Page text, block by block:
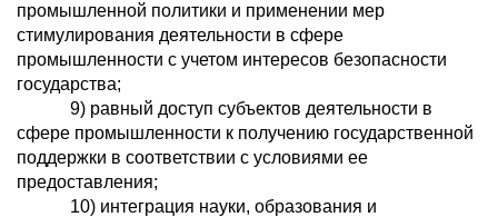
промышленной политики и применении мер
стимулирования деятельности в сфере
промышленности с учетом интересов безопасности
государства;
9) равный доступ субъектов деятельности в
сфере промышленности к получению государственной
поддержки в соответствии с условиями ее
предоставления;
10) интеграция науки, образования и